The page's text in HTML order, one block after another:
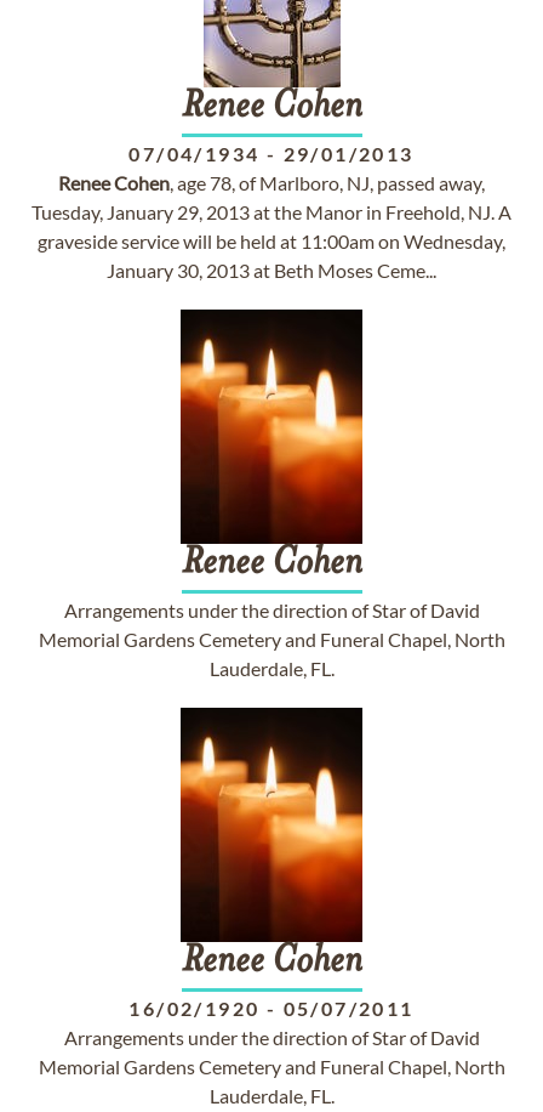
Renee Cohen
07/04/1934 - 29/01/2013
ReneeCohen, age 78, of Marlboro, NJ, passed away,
Tuesday, January 29, 2013 at the Manor in Freehold, NJ. A
graveside service will be held at 11:00am on Wednesday,
January 30, 2013 at Beth Moses Ceme...
Renee Cohen
Arrangements under the direction of Star of David
Memorial Gardens Cemetery and Funeral Chapel, North
Lauderdale, FL.
Renee Cohen
16/02/1920 - 05/07/2011
Arrangements under the direction of Star of David
Memorial Gardens Cemetery and Funeral Chapel, North
Lauderdale, FL.